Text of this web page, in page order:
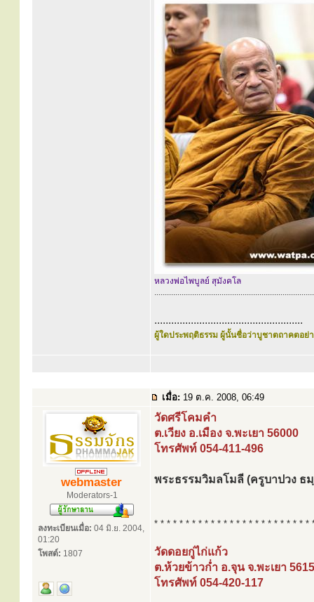
หลวงพ่อไพบูลย์ สุมังคโล
............................................................................
.....................................................
ผู้ใดประพฤติธรรม ผู้นั้นชื่อว่าบูชาตถาคตอย่า
เมื่อ: 19 ต.ค. 2008, 06:49
webmaster
Moderators-1
ลงทะเบียนเมื่อ: 04 มิ.ย. 2004,
01:20
โพสต์: 1807
วัดศรีโคมคำ
ต.เวียง อ.เมือง จ.พะเยา 56000
โทรศัพท์ 054-411-496
พระธรรมวิมลโมลี (ครูบาปวง ธ
* * * * * * * * * * * * * * * * * * * * * * * * *
วัดดอยกู่ไก่แก้ว
ต.ห้วยข้าวก่ำ อ.จุน จ.พะเยา
โทรศัพท์ 054-420-117